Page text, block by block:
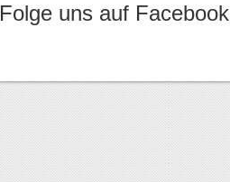
Folge uns auf Facebook